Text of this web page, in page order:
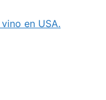
en USA.